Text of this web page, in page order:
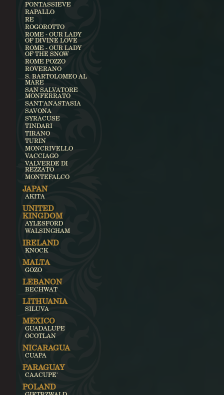
PONTASSIEVE
RAPALLO
RE
ROGOROTTO
ROME - OUR LADY
OF DIVINE LOVE
ROME - OUR LADY
OF THE SNOW
ROME POZZO
ROVERANO
S. BARTOLOMEO AL
MARE
SAN SALVATORE
MONFERRATO
SANT'ANASTASIA
SAVONA
SYRACUSE
TINDARI
TIRANO
TURIN
MONCRIVELLO
VACCIAGO
VALVERDE DI
REZZATO
MONTEFALCO
JAPAN
AKITA
UNITED
KINGDOM
AYLESFORD
WALSINGHAM
IRELAND
KNOCK
MALTA
GOZO
LEBANON
BECHWAT
LITHUANIA
SILUVA
MEXICO
GUADALUPE
OCOTLAN
NICARAGUA
CUAPA
PARAGUAY
CAACUPE'
POLAND